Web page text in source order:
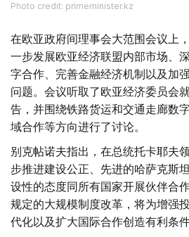
Photo credit: primeminister.kz
在欧亚政府间理事会大范围会议上
一步发展欧亚经济联盟内部市场、
字合作、完善金融经济机制以及加
问题。会议听取了欧亚经济委员会
告，并围绕铁路货运和交通走廊数
域合作等方向进行了讨论。
别克帖诺夫指出，在总统托卡耶夫
步推进建设公正、先进的哈萨克斯
设性的态度同所有国家开展伙伴合
规定的大规模制度改革，将为增强
代化以及扩大国际合作创造有利条件